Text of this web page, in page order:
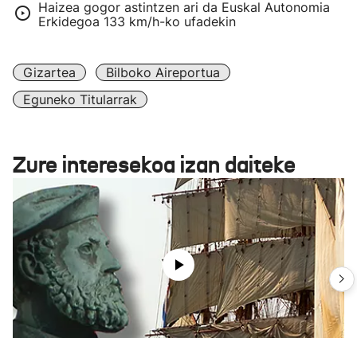
Haizea gogor astintzen ari da Euskal Autonomia
Erkidegoa 133 km/h-ko ufadekin
Gizartea
Bilboko Aireportua
Eguneko Titularrak
Zure interesekoa izan daiteke